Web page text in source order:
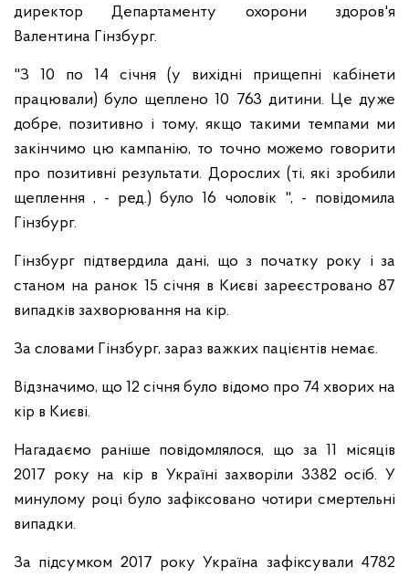
директор Департаменту охорони здоров'я
Валентина Гінзбург.
"З 10 по 14 січня (у вихідні прищепні кабінети
працювали) було щеплено 10 763 дитини. Це дуже
добре, позитивно і тому, якщо такими темпами ми
закінчимо цю кампанію, то точно можемо говорити
про позитивні результати. Дорослих (ті, які зробили
щеплення , - ред.) було 16 чоловік ", - повідомила
Гінзбург.
Гінзбург підтвердила дані, що з початку року і за
станом на ранок 15 січня в Києві зареєстровано 87
випадків захворювання на кір.
За словами Гінзбург, зараз важких пацієнтів немає.
Відзначимо, що 12 січня було відомо про 74 хворих на
кір в Києві.
Нагадаємо раніше повідомлялося, що за 11 місяців
2017 року на кір в Україні захворіли 3382 осіб. У
минулому році було зафіксовано чотири смертельні
випадки.
За підсумком 2017 року Україна зафіксували 4782